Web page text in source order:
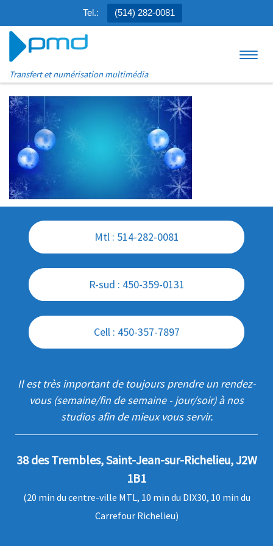
Tel.: (514) 282-0081
Transfert et numérisation multimédia
Mtl : 514-282-0081
R-sud : 450-359-0131
Cell : 450-357-7897
Il est très important de toujours prendre un rendez-
vous (semaine/fin de semaine - jour/soir) à nos
studios afin de mieux vous servir.
38 des Trembles, Saint-Jean-sur-Richelieu, J2W
1B1
(20 min du centre-ville MTL, 10 min du DIX30, 10 min du
Carrefour Richelieu)